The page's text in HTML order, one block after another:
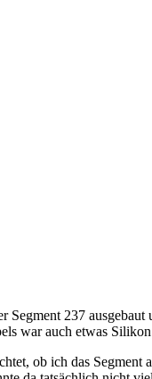
Segment 237
war auch etwas
ob ich das